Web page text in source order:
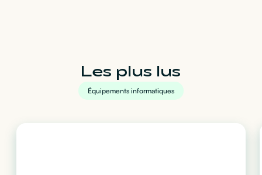
Les plus lus
Équipements informatiques